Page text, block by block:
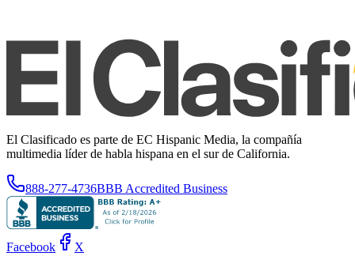
El Clasificado es parte de EC Hispanic Media, la compañía
multimedia líder de habla hispana en el sur de California.
888-277-4736BBB Accredited Business
Facebook X